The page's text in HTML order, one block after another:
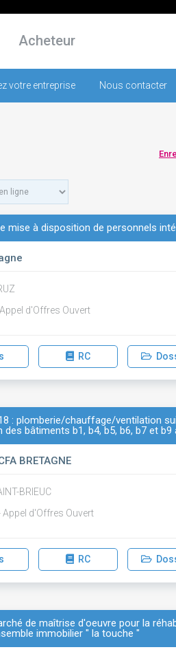
Acheteur
votre entreprise Nous contacter
mise à disposition de personnels
d'Offres Ouvert
RC
: plomberie/chauffage/ventilation
des bâtiments b1, b4, b5, b6, b7 et
BRETAGNE
BRIEUC
Appel d'Offres Ouvert
RC
de maîtrise d'oeuvre pour la
immobilier " la touche "